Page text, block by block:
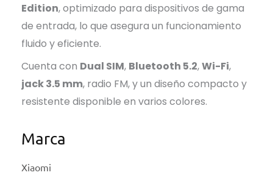
Edition, optimizado para dispositivos de gama
de entrada, lo que asegura un funcionamiento
fluido y eficiente.
Cuenta con Dual SIM, Bluetooth 5.2,Wi-Fi,
jack 3.5 mm, radio FM, y un diseño compacto y
resistente disponible en varios colores.
Marca
Xiaomi